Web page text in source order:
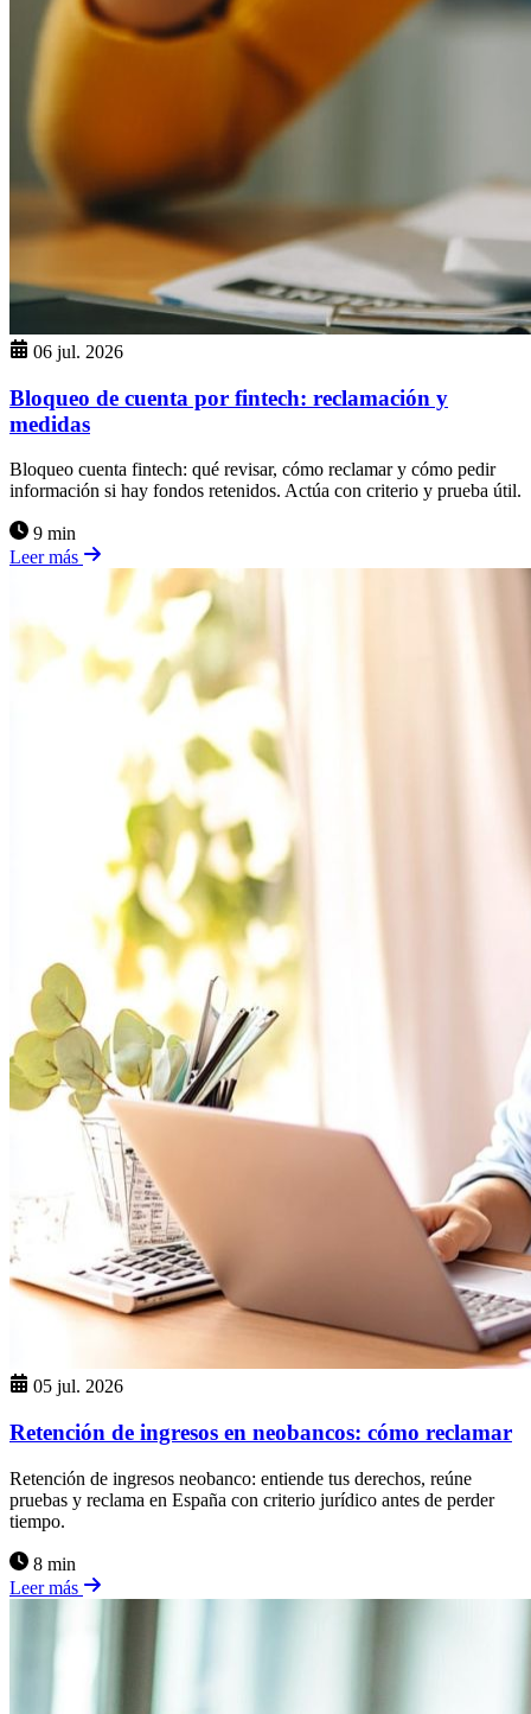
06 jul. 2026
Bloqueo de cuenta por fintech: reclamación y
medidas
Bloqueo cuenta fintech: qué revisar, cómo reclamar y cómo pedir
información si hay fondos retenidos. Actúa con criterio y prueba útil.
9 min
Leer más
05 jul. 2026
Retención de ingresos en neobancos: cómo reclamar
Retención de ingresos neobanco: entiende tus derechos, reúne
pruebas y reclama en España con criterio jurídico antes de perder
tiempo.
8 min
Leer más